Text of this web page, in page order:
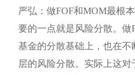
严弘：做FOF和MOM最根
要的一点就是风险分散。
基金的分散基础上，也在
层的风险分散。实际上这